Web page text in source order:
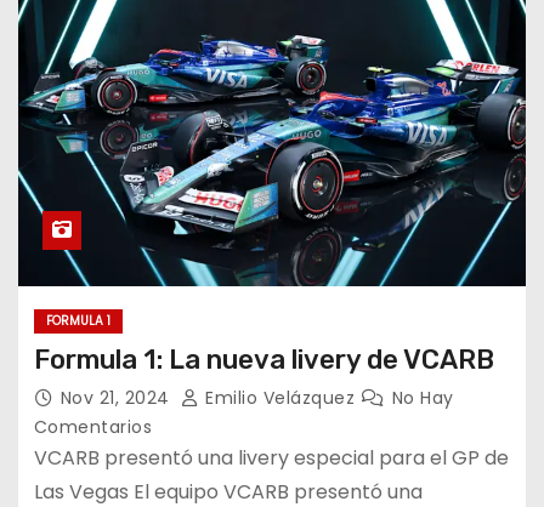
FORMULA 1
Formula 1: La nueva livery de VCARB
Nov 21, 2024 Emilio Velázquez
No Hay
Comentarios
VCARB presentó una livery especial para el GP de
Las Vegas El equipo VCARB presentó una